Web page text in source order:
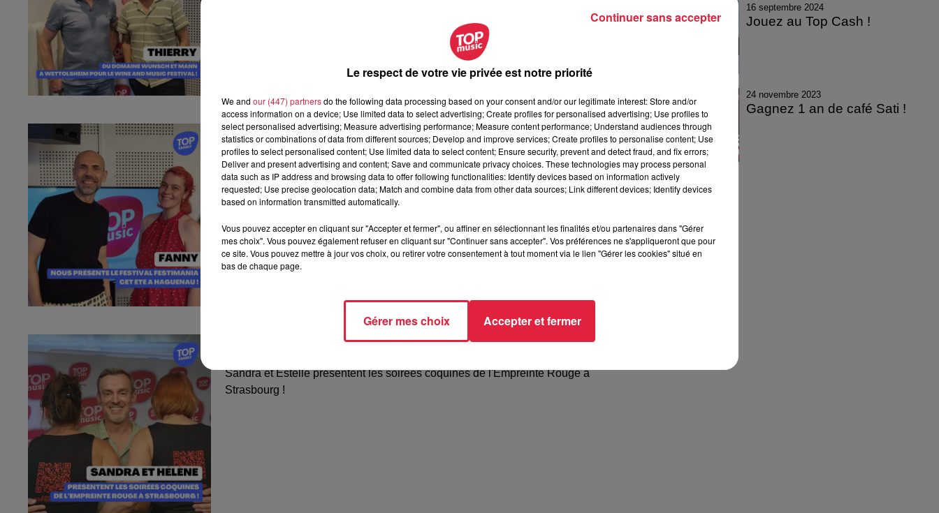
Fanny nous présente le festival Festimania !
Fanny nous présente le festival Festimania !
Sandra et Estelle présentent les soirées coquines de
Sandra et Estelle présentent les soirées coquines de l'Empreinte Rouge à
Strasbourg !
16 septembre 2024
Jouez au Top Cash !
24 novembre 2023
Gagnez 1 an de café Sati !
Le respect de votre vie privée est notre priorité
We and our (447) partnersdo the following data processing based on your consent and/or our legitimate interest: Store and/or
access information on a device; Use limited data to select advertising; Create profiles for personalised advertising; Use profiles to
select personalised advertising; Measure advertising performance; Measure content performance; Understand audiences through
statistics or combinations of data from different sources; Develop and improve services; Create profiles to personalise content; Use
profiles to select personalised content; Use limited data to select content; Ensure security, prevent and detect fraud, and fix errors;
Deliver and present advertising and content; Save and communicate privacy choices. These technologies may process personal
data such as IP address and browsing data to offer following functionalities: Identify devices based on information actively
requested; Use precise geolocation data; Match and combine data from other data sources; Link different devices; Identify devices
based on information transmitted automatically.
Vous pouvez accepter en cliquant sur "Accepter et fermer", ou affiner en sélectionnant les finalités et/ou partenaires dans "Gérer
mes choix". Vous pouvez également refuser en cliquant sur "Continuer sans accepter". Vos préférences ne s'appliqueront que pour
ce site. Vous pouvez mettre à jour vos choix, ou retirer votre consentement à tout moment via le lien "Gérer les cookies" situé en
bas de chaque page.
Gérer mes choix Accepter et fermer
Continuer sans accepter